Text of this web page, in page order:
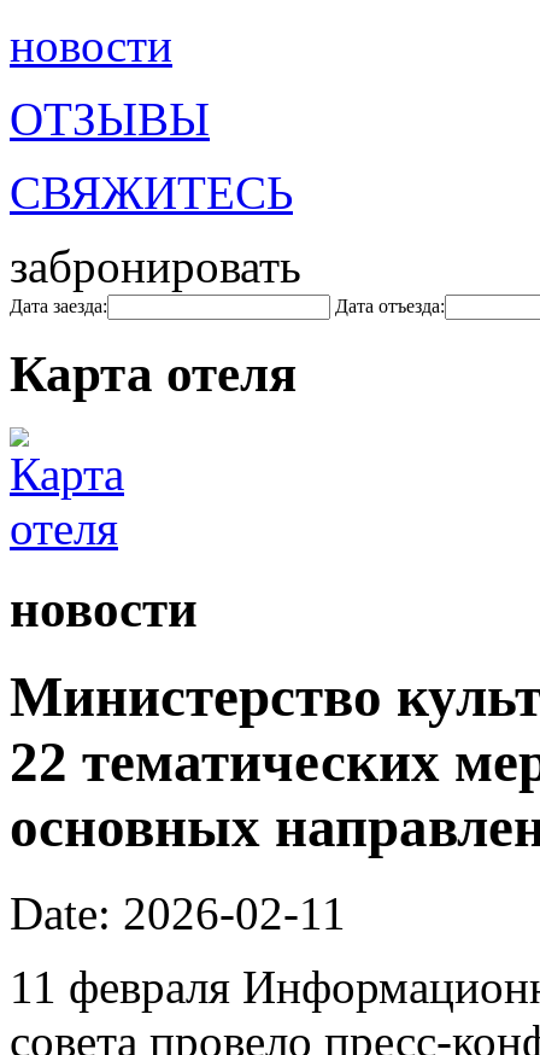
новости
ОТЗЫВЫ
СВЯЖИТЕСЬ
забронировать
Дата заезда: Дата отъезда:
Карта отеля
новости
Министерство
22 тематических
основных
Date: 2026-02-11
11 февраля
совета провело пресс-